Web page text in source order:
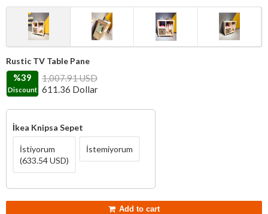
Rustic TV Table Pane
%39
Discount
1,007.91 USD
611.36 Dollar
İkea Knipsa Sepet
İstiyorum
(633.54 USD)
İstemiyorum
Add to cart